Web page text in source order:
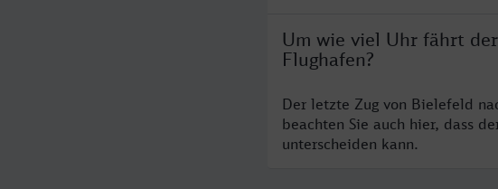
Um wie viel Uhr fährt
Flughafen?
Der letzte Zug von Bielefeld
beachten Sie auch hier, dass
unterscheiden kann.